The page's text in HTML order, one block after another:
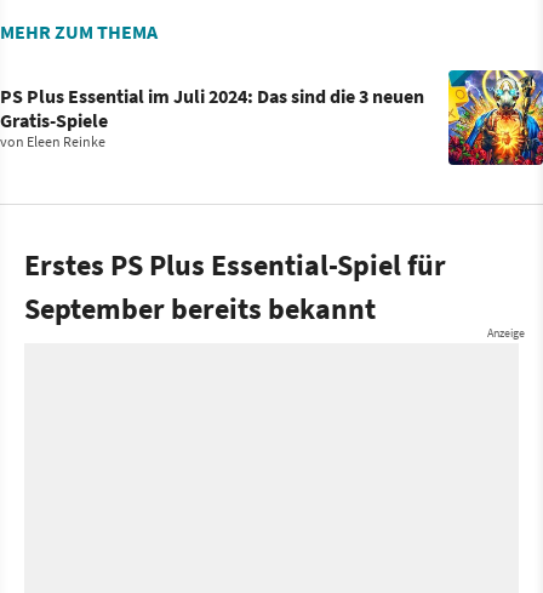
MEHR ZUM THEMA
PS Plus Essential im Juli 2024: Das sind die 3 neuen
Gratis-Spiele
von Eleen Reinke
Erstes PS Plus Essential-Spiel für
September bereits bekannt